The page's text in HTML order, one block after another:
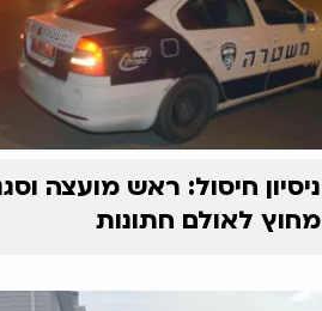
ניסיון חיסול: ראש מועצה
מחוץ לאולם חתונות